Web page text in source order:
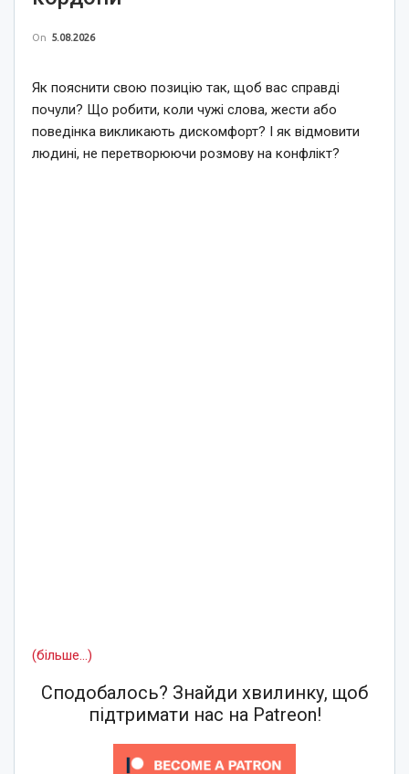
On 5.08.2026
Як пояснити свою позицію так, щоб вас справді
почули? Що робити, коли чужі слова, жести або
поведінка викликають дискомфорт? І як відмовити
людині, не перетворюючи розмову на конфлікт?
(більше…)
Сподобалось? Знайди хвилинку, щоб
підтримати нас на Patreon!